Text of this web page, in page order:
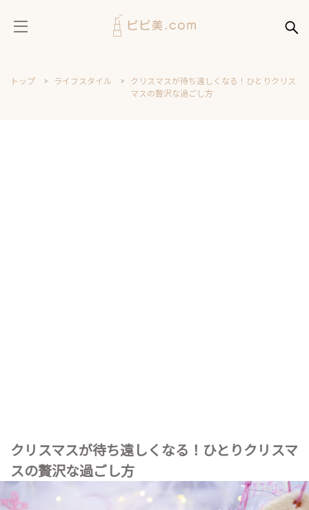
トップ ライフスタイル
クリスマスが待ち遠しくなる！ひとりクリス
マスの贅沢な過ごし方
クリスマスが待ち遠しくなる！ひとりクリスマ
スの贅沢な過ごし方